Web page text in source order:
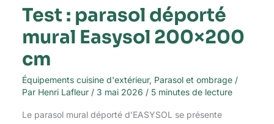
Test : parasol déporté
mural Easysol 200×200
cm
Équipements cuisine d'extérieur, Parasol et ombrage/
Par Henri Lafleur / 3 mai 2026 / 5 minutes de lecture
Le parasol mural déporté d’EASYSOL se présente